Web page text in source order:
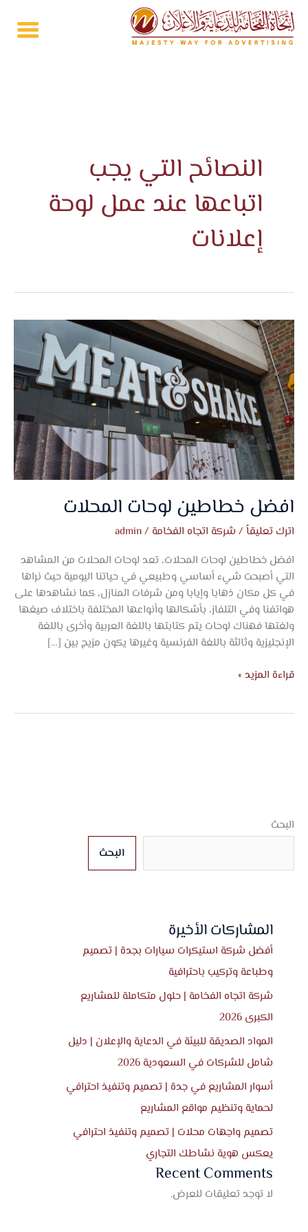
تخطي
إلى
المحتوى
البحث
البحث
المشاركات الأخيرة
أفضل شركة استيكرات سيارات بجدة | تصميم
وطباعة وتركيب باحترافية
شركة اتجاه الفخامة | حلول متكاملة للمشاريع
الكبرى 2026
المواد الصديقة للبيئة في الدعاية والإعلان | دليل
شامل للشركات في السعودية 2026
أسوار المشاريع في جدة | تصميم وتنفيذ احترافي
لحماية وتنظيم مواقع المشاريع
تصميم واجهات محلات | تصميم وتنفيذ احترافي
يعكس هوية نشاطك التجاري
Recent Comments
لا توجد تعليقات للعرض.
النصائح التي يجب
اتباعها عند عمل لوحة
إعلانات
افضل خطاطين لوحات المحلات
اترك تعليقاً/شركة اتجاه الفخامة /
admin
افضل خطاطين لوحات المحلات، تعد لوحات المحلات من المشاهد
التي أصبحت شيء أساسي وطبيعي في حياتنا اليومية حيث نراها
في كل مكان ذهابا وإيابا ومن شرفات المنازل، كما نشاهدها على
هواتفنا وفي التلفاز، بأشكالها وأنواعها المختلفة باختلاف صيغها
ولغتها فهناك لوحات يتم كتابتها باللغة العربية وأخرى باللغة
الإنجليزية وثالثة باللغة الفرنسية وغيرها يكون مزيج بين […]
افضل
خطاطين
لوحات
المحلات
قراءة المزيد »